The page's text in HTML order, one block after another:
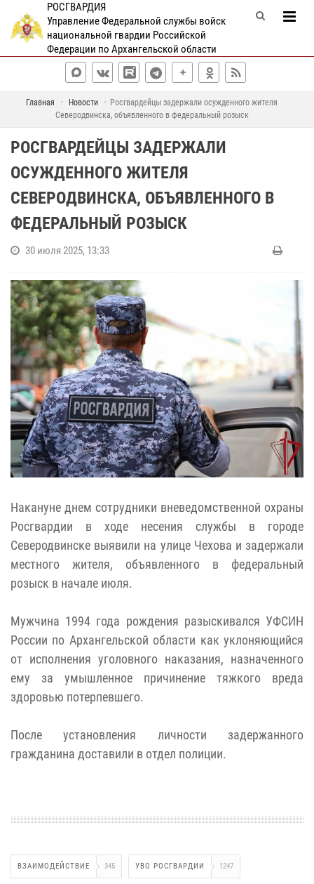
РОСГВАРДИЯ
Управление Федеральной службы войск
национальной гвардии Российской
Федерации по Архангельской области
Главная Новости
Росгвардейцы задержали осужденного жителя
Северодвинска, объявленного в федеральный розыск
РОСГВАРДЕЙЦЫ ЗАДЕРЖАЛИ
ОСУЖДЕННОГО ЖИТЕЛЯ
СЕВЕРОДВИНСКА, ОБЪЯВЛЕННОГО В
ФЕДЕРАЛЬНЫЙ РОЗЫСК
30 июля 2025, 13:33
Накануне днем сотрудники вневедомственной охраны
Росгвардии в ходе несения службы в городе
Северодвинске выявили на улице Чехова и задержали
местного жителя, объявленного в федеральный
розыск в начале июля.
Мужчина 1994 года рождения разыскивался УФСИН
России по Архангельской области как уклоняющийся
от исполнения уголовного наказания, назначенного
ему за умышленное причинение тяжкого вреда
здоровью потерпевшего.
После установления личности задержанного
гражданина доставили в отдел полиции.
ВЗАИМОДЕЙСТВИЕ 345 УВО РОСГВАРДИИ 1247